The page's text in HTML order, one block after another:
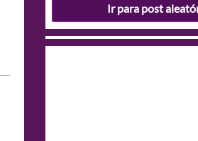
Ir para post